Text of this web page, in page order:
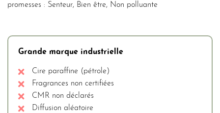
promesses : Senteur, Bien être, Non polluante
Grande marque industrielle
Cire paraffine (pétrole)
Fragrances non certifiées
CMR non déclarés
Diffusion aléatoire